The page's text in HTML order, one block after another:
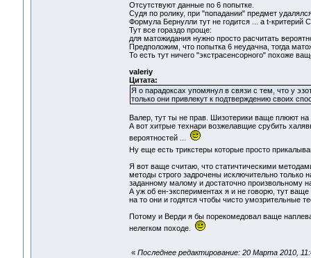
Отсутствуют данные по 6 попытке.
Судя по ролику, при "попадании" предмет
Формула Бернулли тут не годится ... а t-критерий
Тут все гораздо проще:
для матожидания нужно просто расчитать
Предположим, что попытка 6 неудачна, тогда
То есть тут ничего "экстрасенсорного" похоже
valeriy
Цитата:
Я о парадоксах упомянул в связи с тем, что у
только они привлекут к подтверждению своих
Валер, тут ты не прав. Шизотерики ваще плюют на
А вот хитрые технари возжелавщие срубить
вероятностей ...
Ну еще есть трикстеры которые просто
Я вот ваще считаю, что статичтическими
методы строго задрочены исключительно только
заданному малому и достаточно произвольному
А уж об ен-экспериментах я и не говорю, тут
на то они и годятся чтобы чисто умозрительные
Потому и Верди я бы порекомедовал ваще
нелегком походе.
« Последнее редактирование: 20 Марта 2010,